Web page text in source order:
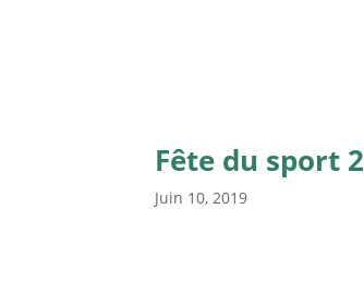
Fête du sport
Juin 10, 2019